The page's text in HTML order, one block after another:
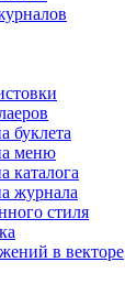
буклета
меню
каталога
журнала
стиля
в векторе